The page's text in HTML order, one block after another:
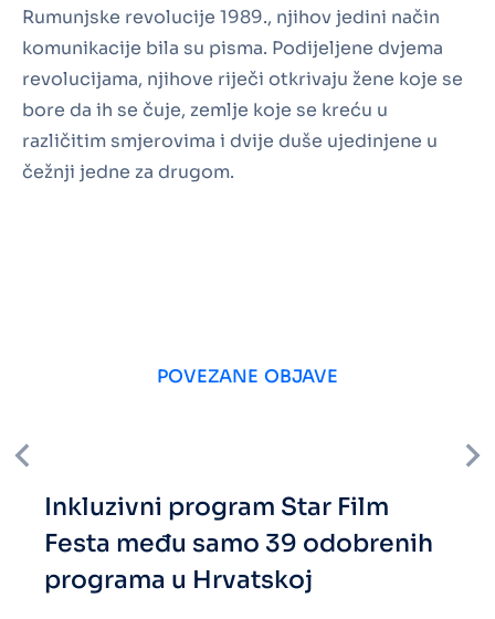
Rumunjske revolucije 1989., njihov jedini način
komunikacije bila su pisma. Podijeljene dvjema
revolucijama, njihove riječi otkrivaju žene koje se
bore da ih se čuje, zemlje koje se kreću u
različitim smjerovima i dvije duše ujedinjene u
čežnji jedne za drugom.
POVEZANE OBJAVE
Inkluzivni program Star Film
Festa među samo 39 odobrenih
programa u Hrvatskoj